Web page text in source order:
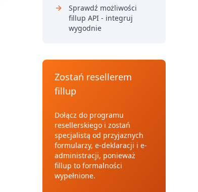
Sprawdź możliwości
fillup API - integruj
wygodnie
Zostań resellerem
fillup
Dołącz do programu
resellerskiego i zostań
specjalistą od przyjaznych
formularzy, e-deklaracji i e-
administracji, ponieważ
fillup to formalności
wypełnione.